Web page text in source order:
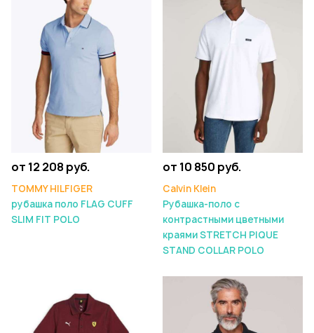
от 12 208 руб.
TOMMY HILFIGER
рубашка поло FLAG CUFF
SLIM FIT POLO
от 10 850 руб.
Calvin Klein
Рубашка-поло с
контрастными цветными
краями STRETCH PIQUE
STAND COLLAR POLO